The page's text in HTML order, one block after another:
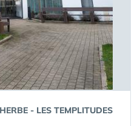
- LES TEMPLITUDES